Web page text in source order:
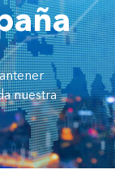
nuestra